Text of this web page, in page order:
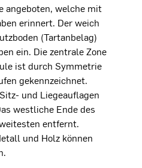
angeboten, welche mit
erinnert. Der weich
(Tartanbelag)
ein. Die zentrale Zone
ist durch Symmetrie
gekennzeichnet.
und Liegeauflagen
westliche Ende des
entfernt.
und Holz können